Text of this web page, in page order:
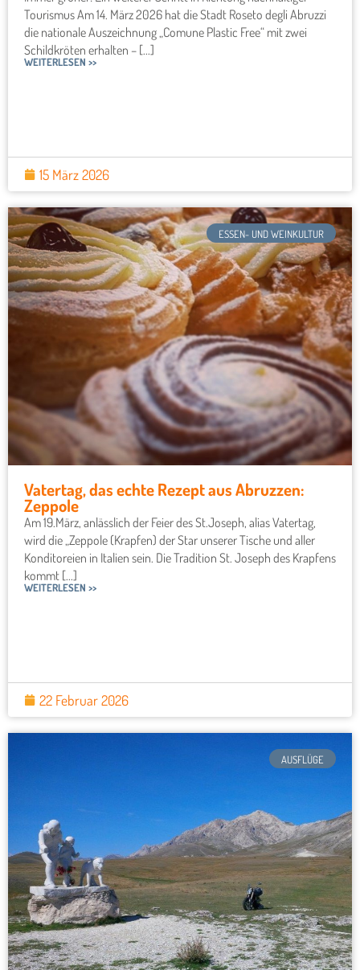
Tourismus Am 14. März 2026 hat die Stadt Roseto degli Abruzzi
die nationale Auszeichnung „Comune Plastic Free“ mit zwei
Schildkröten erhalten – [...]
WEITERLESEN >>
15 März 2026
ESSEN- UND WEINKULTUR
Vatertag, das echte Rezept aus Abruzzen:
Zeppole
Am 19.März, anlässlich der Feier des St.Joseph, alias Vatertag,
wird die „Zeppole (Krapfen) der Star unserer Tische und aller
Konditoreien in Italien sein. Die Tradition St. Joseph des Krapfens
kommt [...]
WEITERLESEN >>
22 Februar 2026
AUSFLÜGE